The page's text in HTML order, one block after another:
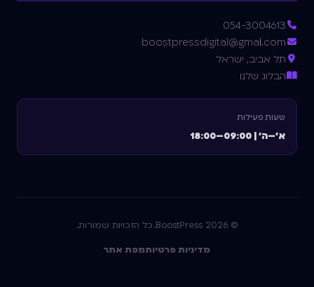
054-3004613
boostpressdigital@gmail.com
תל אביב, ישראל
הבלוג שלנו
שעות פעילות
א'–ה' | 09:00–18:00
©
2026 BoostPress. כל הזכויות שמורות.
מדיניות פרטיותמפת אתר